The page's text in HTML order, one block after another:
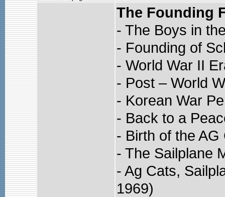
The Founding
- The Boys in
- Founding of
- World War II
- Post – World
- Korean War
- Back to a
- Birth of the
- The Sailplane
- Ag Cats,
1969)